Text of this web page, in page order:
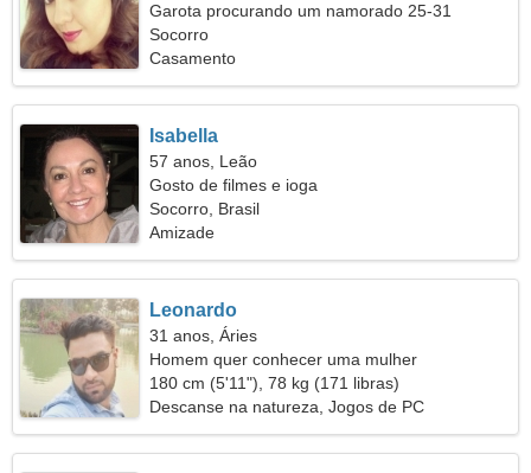
Garota procurando um namorado 25-31
Socorro
Casamento
Isabella
57 anos, Leão
Gosto de filmes e ioga
Socorro, Brasil
Amizade
Leonardo
31 anos, Áries
Homem quer conhecer uma mulher
180 cm (5'11"), 78 kg (171 libras)
Descanse na natureza, Jogos de PC